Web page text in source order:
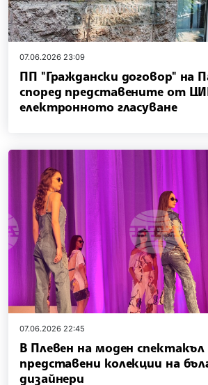
07.06.2026 23:09
ПП "Граждански договор" на
според представените от
електронното гласуване
07.06.2026 22:45
В Плевен на моден спектакъл
представени колекции на
дизайнери